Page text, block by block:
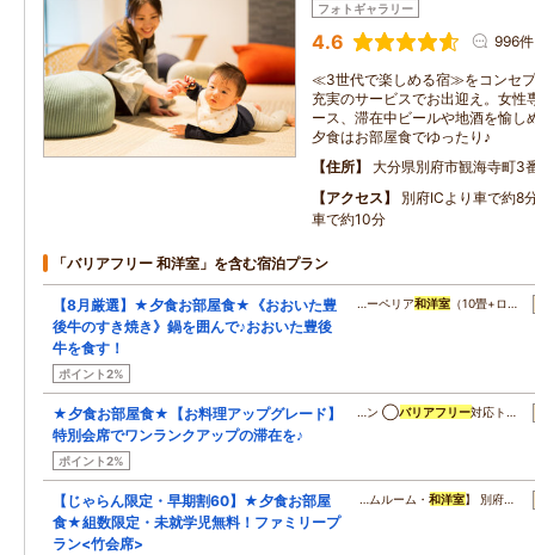
フォトギャラリー
4.6 996件
≪3世代で楽しめる宿≫をコンセ
充実のサービスでお出迎え。女性
ース、滞在中ビールや地酒を愉
夕食はお部屋食でゆったり♪
住所
大分県別府市観海寺町3
アクセス
別府ICより車で約8
車で約10分
「バリアフリー 和洋室」を含む宿泊プラン
【8月厳選】★夕食お部屋食★《おおいた豊
後牛のすき焼き》鍋を囲んで♪おおいた豊後
牛を食す！
ポイント2%
…ーペリア和洋室 （10畳+ロ…
★夕食お部屋食★【お料理アップグレード】
特別会席でワンランクアップの滞在を♪
ポイント2%
…ン ◯バリアフリー対応ト…
【じゃらん限定・早期割60】★夕食お部屋
食★組数限定・未就学児無料！ファミリープ
ラン<竹会席>
…ムルーム・和洋室】 別府…